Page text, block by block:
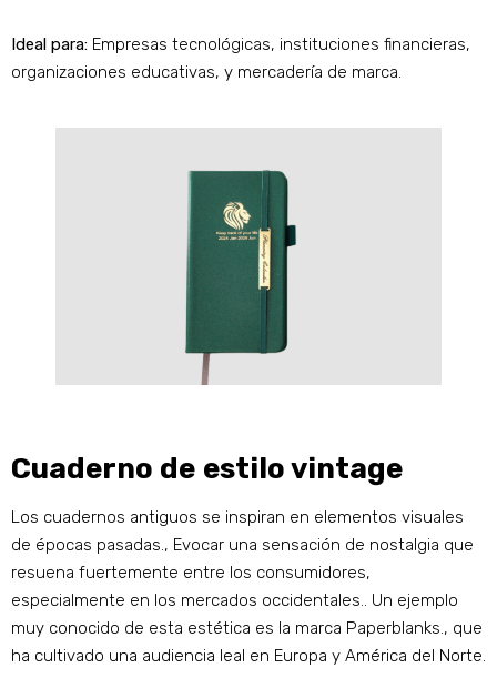
Ideal para: Empresas tecnológicas, instituciones financieras,
organizaciones educativas, y mercadería de marca.
Cuaderno de estilo vintage
Los cuadernos antiguos se inspiran en elementos visuales
de épocas pasadas., Evocar una sensación de nostalgia que
resuena fuertemente entre los consumidores,
especialmente en los mercados occidentales.. Un ejemplo
muy conocido de esta estética es la marca Paperblanks., que
ha cultivado una audiencia leal en Europa y América del Norte.